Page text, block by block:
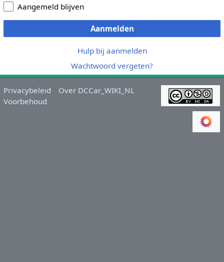
Aangemeld blijven
Aanmelden
Hulp bij aanmelden
Wachtwoord vergeten?
Privacybeleid
Over DCCar_WIKI_NL
Voorbehoud